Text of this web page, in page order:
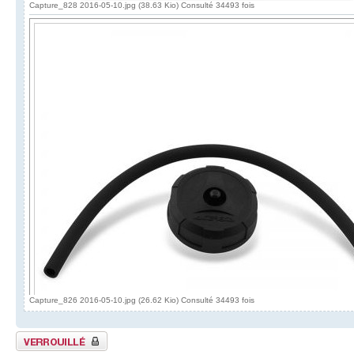
Capture_828 2016-05-10.jpg (38.63 Kio) Consulté 34493 fois
Capture_826 2016-05-10.jpg (26.62 Kio) Consulté 34493 fois
Sujet verrouillé